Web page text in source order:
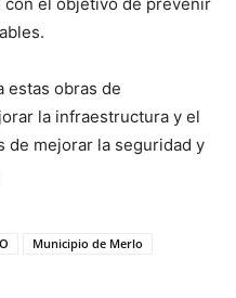
estas obras de
la infraestructura y el
de mejorar la seguridad y
Municipio de Merlo